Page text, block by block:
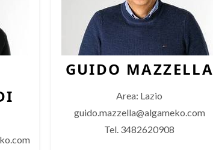
GUIDO MAZZELLA
Area: Lazio
guido.mazzella@algameko.com
Tel. 3482620908